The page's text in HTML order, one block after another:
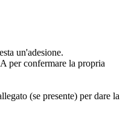
un'adesione.
per confermare la propria
(se presente) per dare la